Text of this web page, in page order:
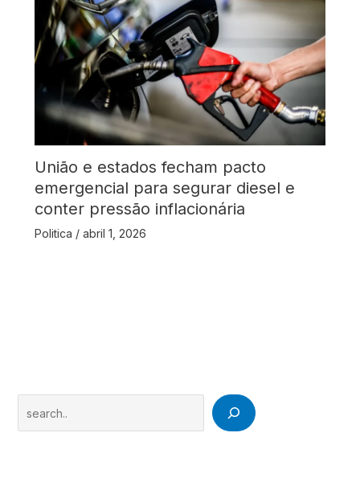
União e estados fecham pacto
emergencial para segurar diesel e
conter pressão inflacionária
Politica / abril 1, 2026